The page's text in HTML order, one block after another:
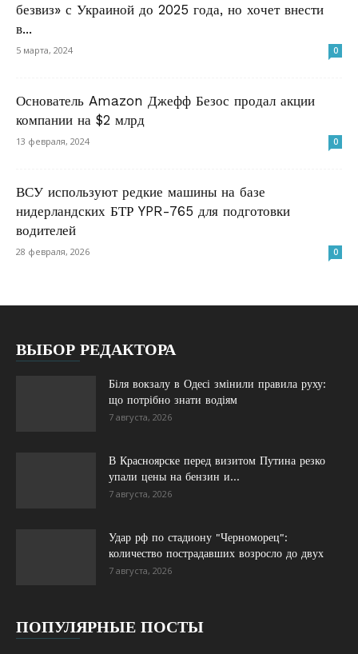
безвиз» с Украиной до 2025 года, но хочет внести
в...
5 марта, 2024 0
Основатель Amazon Джефф Безос продал акции
компании на $2 млрд
13 февраля, 2024 0
ВСУ используют редкие машины на базе
нидерландских БТР YPR-765 для подготовки
водителей
28 февраля, 2026 0
ВЫБОР РЕДАКТОРА
Біля вокзалу в Одесі змінили правила руху:
що потрібно знати водіям
7 августа, 2026
В Красноярске перед визитом Путина резко
упали цены на бензин и...
7 августа, 2026
Удар рф по стадиону "Черноморец":
количество пострадавших возросло до двух
7 августа, 2026
ПОПУЛЯРНЫЕ ПОСТЫ